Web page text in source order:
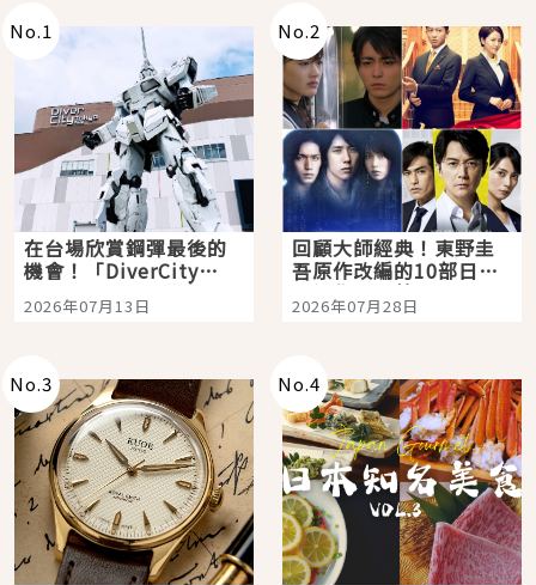
No.1
在台場欣賞鋼彈最後的
機會！「DiverCity
Tokyo Plaza」搭船、
購物、美食及夜景，一
2026年07月13日
No.2
回顧大師經典！東野圭
吾原作改編的10部日本
影視作品推薦
2026年07月28日
No.3 No.4